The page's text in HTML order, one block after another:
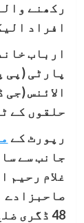
افراد
پارٹی (پی
الائنس
حلقوں کے
رپورٹ کے
جانب سے
صاحبزادے
48 ڈگری